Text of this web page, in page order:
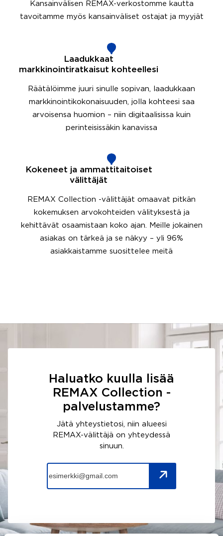
Kansainvälisen REMAX-verkostomme kautta
tavoitamme myös kansainväliset ostajat ja myyjät
Laadukkaat
markkinointiratkaisut kohteellesi
Räätälöimme juuri sinulle sopivan, laadukkaan
markkinointikokonaisuuden, jolla kohteesi saa
arvoisensa huomion – niin digitaalisissa kuin
perinteisissäkin kanavissa
Kokeneet ja ammattitaitoiset
välittäjät
REMAX Collection -välittäjät omaavat pitkän
kokemuksen arvokohteiden välityksestä ja
kehittävät osaamistaan koko ajan. Meille jokainen
asiakas on tärkeä ja se näkyy – yli 96%
asiakkaistamme suosittelee meitä
Haluatko kuulla lisää
REMAX Collection -
palvelustamme?
Jätä yhteystietosi, niin alueesi
REMAX-välittäjä on yhteydessä
sinuun.